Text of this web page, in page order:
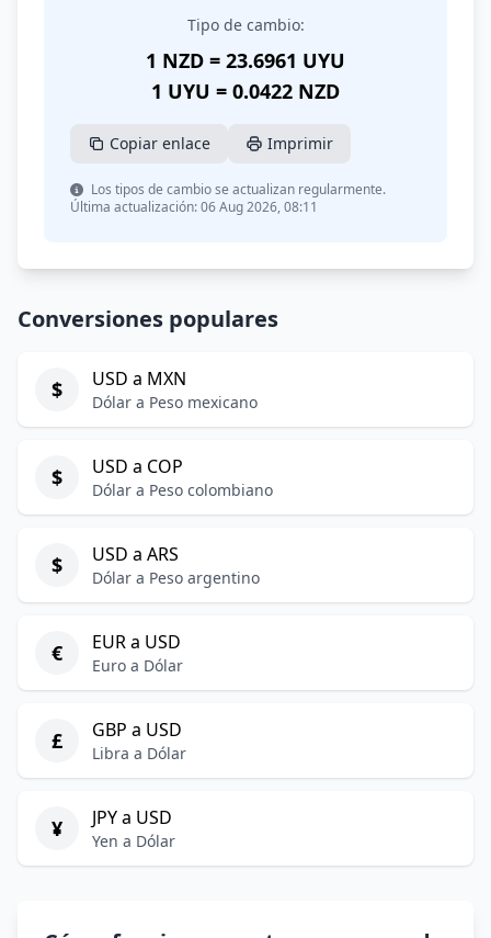
Tipo de cambio:
1 NZD = 23.6961 UYU
1 UYU = 0.0422 NZD
Copiar enlace Imprimir
Los tipos de cambio se actualizan regularmente.
Última actualización: 06 Aug 2026, 08:11
Conversiones populares
$ USD a MXN
Dólar a Peso mexicano
$ USD a COP
Dólar a Peso colombiano
$ USD a ARS
Dólar a Peso argentino
€ EUR a USD
Euro a Dólar
£ GBP a USD
Libra a Dólar
¥ JPY a USD
Yen a Dólar